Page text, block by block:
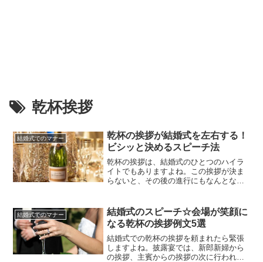
乾杯挨拶
結婚式でのマナー
乾杯の挨拶が結婚式を左右する！
ビシッと決めるスピーチ法
乾杯の挨拶は、結婚式のひとつのハイラ
イトでもありますよね。この挨拶が決ま
らないと、その後の進行にもなんとなく
す緊張してしまうでしょうか。しかし乾
杯の挨拶は、結婚式においておおよその
構成が決まっているものです。また面白
おかしくエピソードを伝える必要も...
結婚式でのマナー
結婚式のスピーチ☆会場が笑顔に
なる乾杯の挨拶例文5選
結婚式での乾杯の挨拶を頼まれたら緊張
しますよね。披露宴では、新郎新婦から
の挨拶、主賓からの挨拶の次に行われる